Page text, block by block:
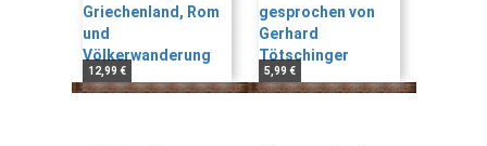
12,99 € 5,99 €